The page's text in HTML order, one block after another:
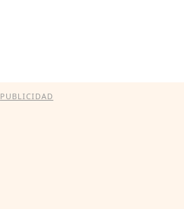
PUBLICIDAD